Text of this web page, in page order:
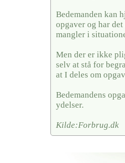
Bedemanden kan
opgaver og har
mangler i
Men der er ikke
selv at stå for
at I deles om
Bedemandens
ydelser.
Kilde:Forbrug.dk